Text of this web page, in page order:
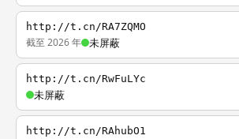
http://t.cn/RA7ZQMO
截至 2026 年 未屏蔽
http://t.cn/RwFuLYc
未屏蔽
http://t.cn/RAhubO1